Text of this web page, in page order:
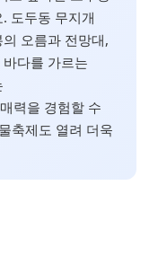
도두동 무지개
오름과 전망대,
다를 가르는
력을 경험할 수
축제도 열려 더욱